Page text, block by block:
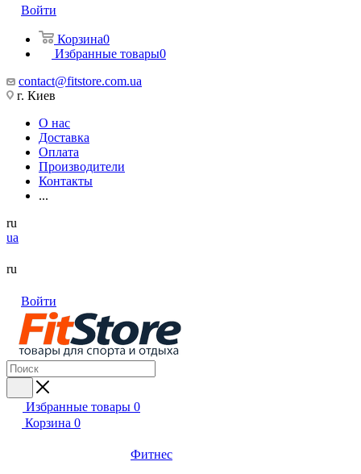
Войти
Корзина0
Избранные товары0
contact@fitstore.com.ua
г. Киев
О нас
Доставка
Оплата
Производители
Контакты
...
ru
ua
ru
Войти
Избранные товары 0
Корзина 0
Фитнес